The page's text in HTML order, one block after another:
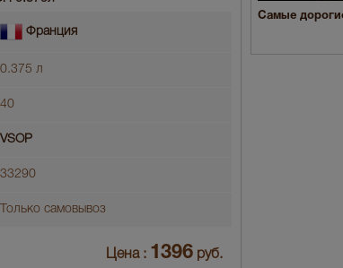
Франция
0.375 л
40
VSOP
33290
Только самовывоз
Цена : 1396 руб.
Самые